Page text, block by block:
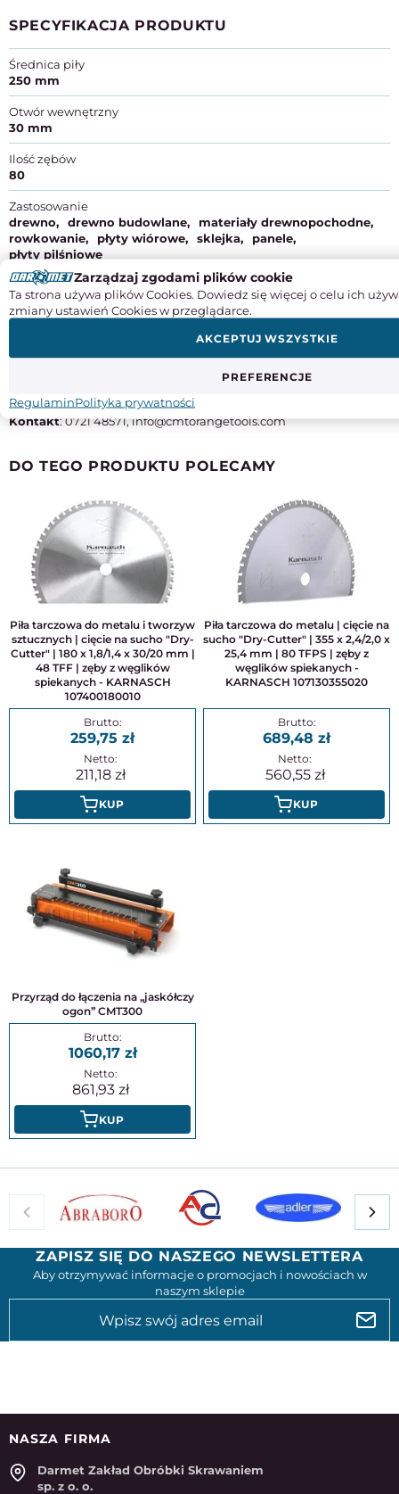
SPECYFIKACJA PRODUKTU
Średnica piły
250 mm
Otwór wewnętrzny
30 mm
Ilość zębów
80
Zastosowanie
drewno
drewno budowlane
materiały drewnopochodne
rowkowanie
płyty wiórowe sklejka
panele
płyty pilśniowe
Kształt zęba
kąt 10°
Kraj pochodzenia: Włochy
Kontakt: 0721 48571, info@cmtorangetools.com
DO TEGO PRODUKTU POLECAMY
Piła tarczowa do metalu i tworzyw
sztucznych | cięcie na sucho "Dry-
Cutter" | 180 x 1,8/1,4 x 30/20 mm |
48 TFF | zęby z węglików
spiekanych - KARNASCH
107400180010
259,75
211,18
KUP
Piła tarczowa do metalu | cięcie na
sucho "Dry-Cutter" | 355 x 2,4/2,0 x
25,4 mm | 80 TFPS | zęby z
węglików spiekanych -
KARNASCH 107130355020
689,48
560,55
KUP
Przyrząd do łączenia na „jaskółczy
ogon” CMT300
1060,17
861,93
KUP
ZAPISZ SIĘ DO NASZEGO NEWSLETTERA
Aby otrzymywać informacje o promocjach i nowościach w
naszym sklepie
NASZA FIRMA
Darmet Zakład Obróbki Skrawaniem
sp. z o. o.
Zarządzaj zgodami plików cookie
Ta strona używa plików Cookies. Dowiedz się więcej o celu ich
zmiany ustawień Cookies w przeglądarce.
PREFERENCJE
AKCEPTUJ WSZYSTKIE
RegulaminPolityka prywatności